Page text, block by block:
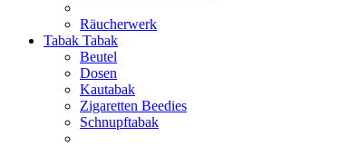
Räucherwerk
Tabak Tabak
Beutel
Dosen
Kautabak
Zigaretten Beedies
Schnupftabak